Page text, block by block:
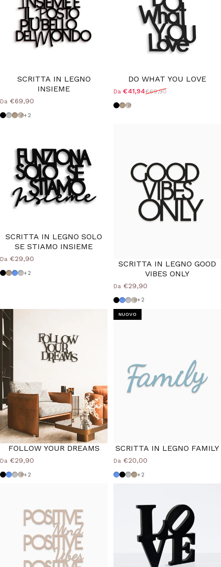
SCRITTA IN LEGNO
INSIEME
Da €69,90
Nero
Grigio Medio
Tortora
Shabby
+2
DO WHAT YOU LOVE
Prezzo scontato
Da €41,94
Prezzo di listino
€69,90
Nero
Tortora
Shabby
SCRITTA IN LEGNO SOLO
SE STIAMO INSIEME
Da €29,90
Nero
Tortora
Azzurro Polvere
Grigio Medio
+2
SCRITTA IN LEGNO GOOD
VIBES ONLY
Da €29,90
Nero
Azzurro Polvere
Grigio Medio
Shabby
+2
FOLLOW YOUR DREAMS
Da €29,90
Nero
Azzurro Polvere
Grigio Medio
Shabby
+2
NUOVO
SCRITTA IN LEGNO FAMILY
Da €20,00
Azzurro Polvere
Nero
Grigio Medio
Tortora
+2